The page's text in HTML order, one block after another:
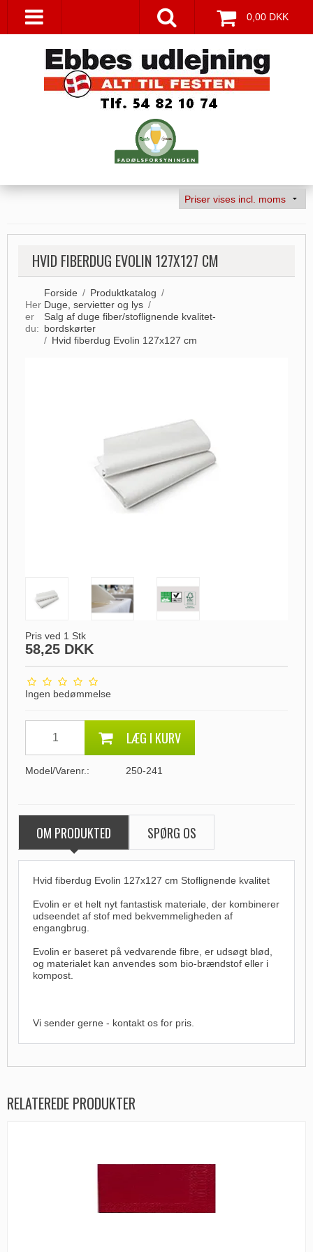
0,00 DKK
HVID FIBERDUG EVOLIN 127X127 CM
Her
er
du:
Forside / Produktkatalog /
Duge, servietter og lys /
Salg af duge fiber/stoflignende kvalitet-
bordskørter
/ Hvid fiberdug Evolin 127x127 cm
Pris ved 1 Stk
58,25 DKK
Ingen bedømmelse
LÆG I KURV
Model/Varenr.: 250-241
OM PRODUKTED SPØRG OS
Hvid fiberdug Evolin 127x127 cm Stoflignende kvalitet
Evolin er et helt nyt fantastisk materiale, der kombinerer
udseendet af stof med bekvemmeligheden af
engangbrug.
Evolin er baseret på vedvarende fibre, er udsøgt blød,
og materialet kan anvendes som bio-brændstof eller i
kompost.
Vi sender gerne - kontakt os for pris.
RELATEREDE PRODUKTER